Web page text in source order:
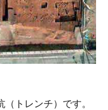
トレンチ）です。